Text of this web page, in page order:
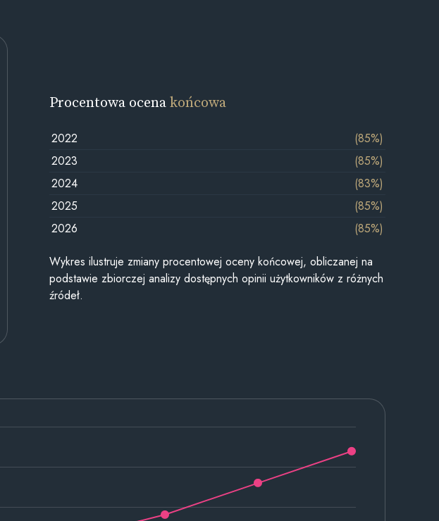
Procentowa ocenakońcowa
2022
(85%)
2023
(85%)
2024
(83%)
2025
(85%)
2026
(85%)
Wykres ilustruje zmiany procentowej oceny końcowej, obliczanej na
podstawie zbiorczej analizy dostępnych opinii użytkowników z różnych
źródeł.